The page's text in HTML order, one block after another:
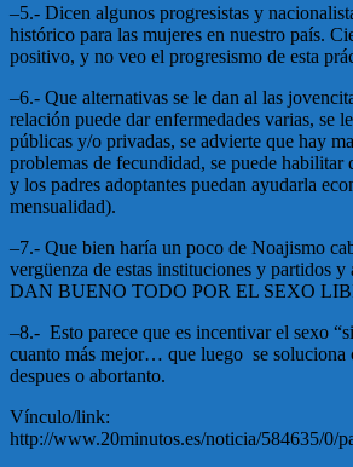
–5.- Dicen algunos progresistas y
histórico para las mujeres en nuestro país.
positivo, y no veo el progresismo de esta
–6.- Que alternativas se le dan al las
relación puede dar enfermedades varias, se
públicas y/o privadas, se advierte que hay
problemas de fecundidad, se puede habilitar
y los padres adoptantes puedan ayudarla
mensualidad).
–7.- Que bien haría un poco de Noajismo
vergüenza de estas instituciones y partidos
DAN BUENO TODO POR EL SEXO
–8.- Esto parece que es incentivar el sexo
cuanto más mejor… que luego se soluciona
despues o abortanto.
Vínculo/link:
http://www.20minutos.es/noticia/584635/0/